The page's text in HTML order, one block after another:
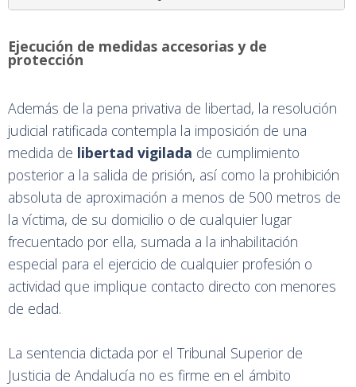
Ejecución de medidas accesorias y de
protección
Además de la pena privativa de libertad, la resolución
judicial ratificada contempla la imposición de una
medida de libertad vigilada de cumplimiento
posterior a la salida de prisión, así como la prohibición
absoluta de aproximación a menos de 500 metros de
la víctima, de su domicilio o de cualquier lugar
frecuentado por ella, sumada a la inhabilitación
especial para el ejercicio de cualquier profesión o
actividad que implique contacto directo con menores
de edad.
La sentencia dictada por el Tribunal Superior de
Justicia de Andalucía no es firme en el ámbito